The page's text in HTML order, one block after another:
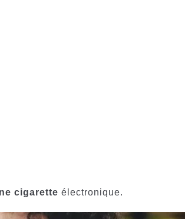
cigaretteélectronique.